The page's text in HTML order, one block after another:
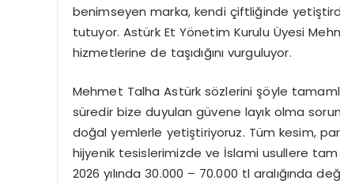
benimseyen marka, kendi çiftliğinde
tutuyor. Astürk Et Yönetim Kurulu Üyesi
hizmetlerine de taşıdığını vurguluyor.
Mehmet Talha Astürk sözlerini şöyle
süredir bize duyulan güvene layık olma
doğal yemlerle yetiştiriyoruz. Tüm kesim,
hijyenik tesislerimizde ve İslami usullere
2026 yılında 30.000 – 70.000 tl aralığında